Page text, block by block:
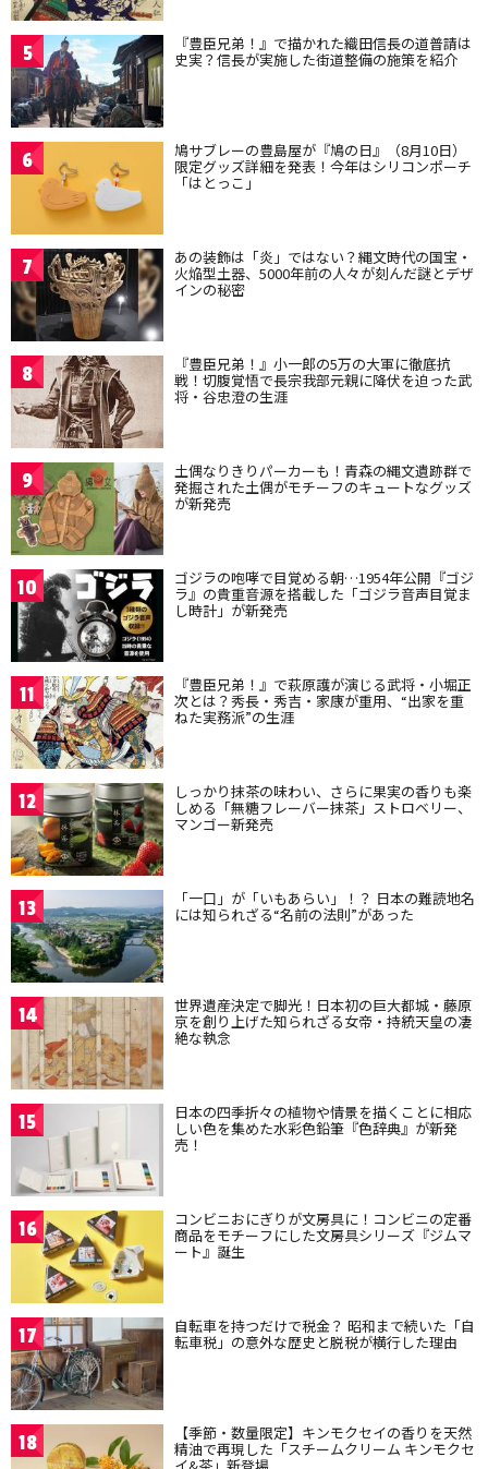
5 『豊臣兄弟！』で描かれた織田信長の道普請は
史実？信長が実施した街道整備の施策を紹介
6 鳩サブレーの豊島屋が『鳩の日』（8月10日）
限定グッズ詳細を発表！今年はシリコンポーチ
「はとっこ」
7 あの装飾は「炎」ではない？縄文時代の国宝・
火焔型土器、5000年前の人々が刻んだ謎とデザ
インの秘密
8 『豊臣兄弟！』小一郎の5万の大軍に徹底抗
戦！切腹覚悟で長宗我部元親に降伏を迫った武
将・谷忠澄の生涯
9 土偶なりきりパーカーも！青森の縄文遺跡群で
発掘された土偶がモチーフのキュートなグッズ
が新発売
10 ゴジラの咆哮で目覚める朝…1954年公開『ゴジ
ラ』の貴重音源を搭載した「ゴジラ音声目覚ま
し時計」が新発売
11 『豊臣兄弟！』で萩原護が演じる武将・小堀正
次とは？秀長・秀吉・家康が重用、“出家を重
ねた実務派”の生涯
12 しっかり抹茶の味わい、さらに果実の香りも楽
しめる「無糖フレーバー抹茶」ストロベリー、
マンゴー新発売
13 「一口」が「いもあらい」！？ 日本の難読地名
には知られざる“名前の法則”があった
14 世界遺産決定で脚光！日本初の巨大都城・藤原
京を創り上げた知られざる女帝・持統天皇の凄
絶な執念
15 日本の四季折々の植物や情景を描くことに相応
しい色を集めた水彩色鉛筆『色辞典』が新発
売！
16 コンビニおにぎりが文房具に！コンビニの定番
商品をモチーフにした文房具シリーズ『ジムマ
ート』誕生
17 自転車を持つだけで税金？ 昭和まで続いた「自
転車税」の意外な歴史と脱税が横行した理由
18 【季節・数量限定】キンモクセイの香りを天然
精油で再現した「スチームクリーム キンモクセ